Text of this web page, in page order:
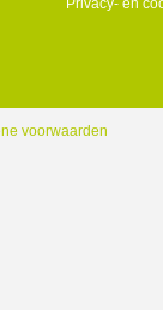
Privacy- en
voorwaarden